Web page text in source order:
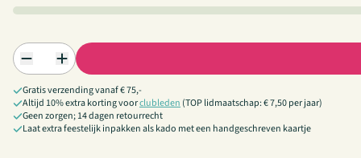
Gratis verzending vanaf € 75,-
Altijd 10% extra korting voorclubleden (TOP lidmaatschap: € 7,50 per jaar)
Geen zorgen; 14 dagen retourrecht
Laat extra feestelijk inpakken als kado met een handgeschreven kaartje